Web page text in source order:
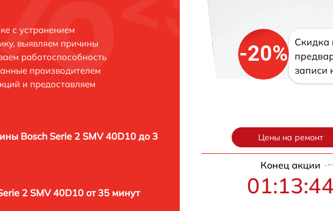
с устранением
выявляем причины
работоспособность
производителем
и предоставляем
Bosch Serie 2 SMV 40D10 до 3
2 SMV 40D10 от 35 минут
-20%
Скидка
записи
Цены на ремонт
Конец акции
01:13:43